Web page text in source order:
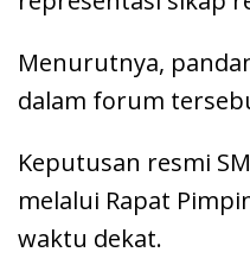
Menurutnya,
dalam forum
Keputusan resmi
melalui Rapat
waktu dekat.